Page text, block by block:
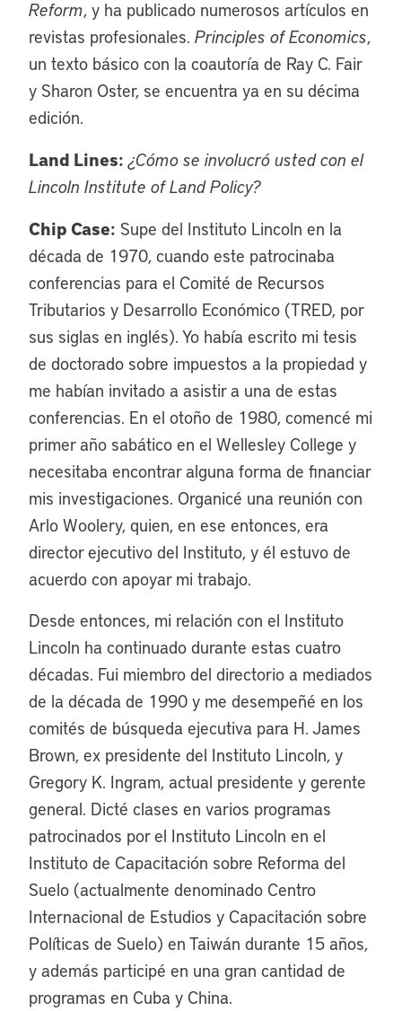
Reform, y ha publicado numerosos artículos en
revistas profesionales. Principles of Economics,
un texto básico con la coautoría de Ray C. Fair
y Sharon Oster, se encuentra ya en su décima
edición.
Land Lines: ¿Cómo se involucró usted con el
Lincoln Institute of Land Policy?
Chip Case: Supe del Instituto Lincoln en la
década de 1970, cuando este patrocinaba
conferencias para el Comité de Recursos
Tributarios y Desarrollo Económico (TRED, por
sus siglas en inglés). Yo había escrito mi tesis
de doctorado sobre impuestos a la propiedad y
me habían invitado a asistir a una de estas
conferencias. En el otoño de 1980, comencé mi
primer año sabático en el Wellesley College y
necesitaba encontrar alguna forma de financiar
mis investigaciones. Organicé una reunión con
Arlo Woolery, quien, en ese entonces, era
director ejecutivo del Instituto, y él estuvo de
acuerdo con apoyar mi trabajo.
Desde entonces, mi relación con el Instituto
Lincoln ha continuado durante estas cuatro
décadas. Fui miembro del directorio a mediados
de la década de 1990 y me desempeñé en los
comités de búsqueda ejecutiva para H. James
Brown, ex presidente del Instituto Lincoln, y
Gregory K. Ingram, actual presidente y gerente
general. Dicté clases en varios programas
patrocinados por el Instituto Lincoln en el
Instituto de Capacitación sobre Reforma del
Suelo (actualmente denominado Centro
Internacional de Estudios y Capacitación sobre
Políticas de Suelo) en Taiwán durante 15 años,
y además participé en una gran cantidad de
programas en Cuba y China.